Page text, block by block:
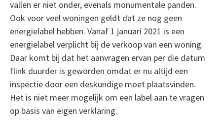
vallen er niet onder, evenals monumentale panden.
Ook voor veel woningen geldt dat ze nog geen
energielabel hebben. Vanaf 1 januari 2021 is een
energielabel verplicht bij de verkoop van een woning.
Daar komt bij dat het aanvragen ervan per die datum
flink duurder is geworden omdat er nu altijd een
inspectie door een deskundige moet plaatsvinden.
Het is niet meer mogelijk om een label aan te vragen
op basis van eigen verklaring.